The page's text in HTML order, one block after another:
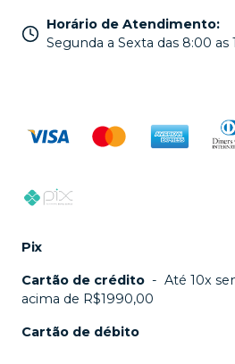
Horário de Atendimento:
Segunda a Sexta das 8:00 as
Pix
Cartão de crédito - Até 10x
acima de R$1990,00
Cartão de débito